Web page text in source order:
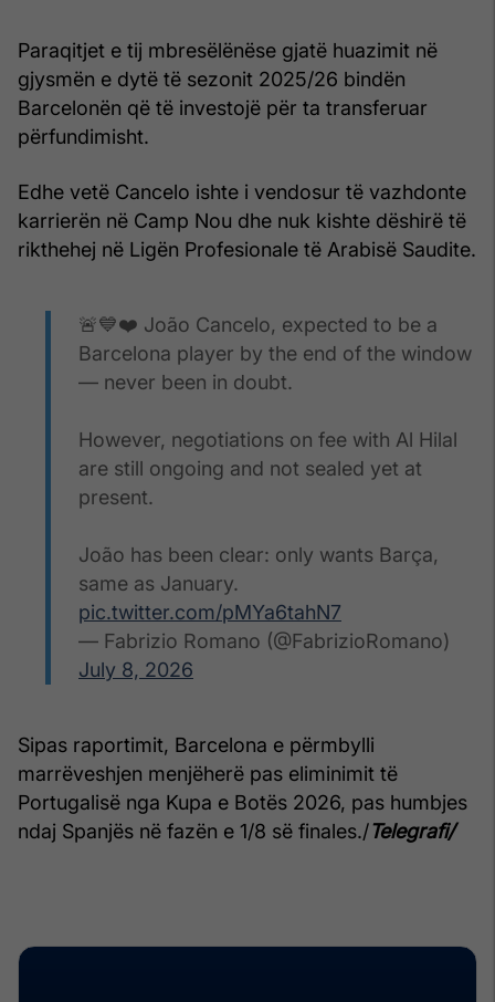
Paraqitjet e tij mbresëlënëse gjatë huazimit në
gjysmën e dytë të sezonit 2025/26 bindën
Barcelonën që të investojë për ta transferuar
përfundimisht.
Edhe vetë Cancelo ishte i vendosur të vazhdonte
karrierën në Camp Nou dhe nuk kishte dëshirë të
rikthehej në Ligën Profesionale të Arabisë Saudite.
🚨💙❤️ João Cancelo, expected to be a
Barcelona player by the end of the window
— never been in doubt.
However, negotiations on fee with Al Hilal
are still ongoing and not sealed yet at
present.
João has been clear: only wants Barça,
same as January.
pic.twitter.com/pMYa6tahN7
— Fabrizio Romano (@FabrizioRomano)
July 8, 2026
Sipas raportimit, Barcelona e përmbylli
marrëveshjen menjëherë pas eliminimit të
Portugalisë nga Kupa e Botës 2026, pas humbjes
ndaj Spanjës në fazën e 1/8 së finales./Telegrafi/